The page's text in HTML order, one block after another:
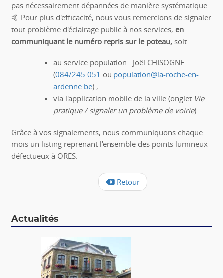
pas nécessairement dépannées de manière systématique.
🤙 Pour plus d'efficacité, nous vous remercions de signaler
tout problème d'éclairage public à nos services, en
communiquant le numéro repris sur le poteau, soit :
au service population : Joël CHISOGNE
(084/245.051 ou population@la-roche-en-
ardenne.be) ;
via l'application mobile de la ville (onglet Vie
pratique / signaler un problème de voirie).
Grâce à vos signalements, nous communiquons chaque
mois un listing reprenant l'ensemble des points lumineux
défectueux à ORES.
Retour
Actualités